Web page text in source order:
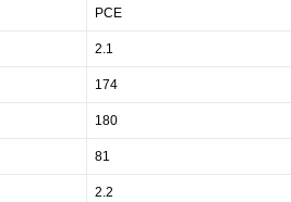
PCE
2.1
174
180
81
2.2